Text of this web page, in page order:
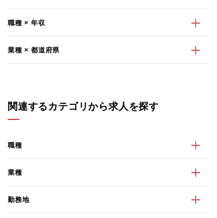
職種 × 年収
業種 × 都道府県
関連するカテゴリから求人を探す
職種
業種
勤務地